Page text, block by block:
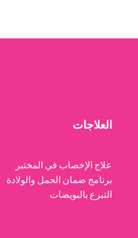
العلاجات
علاج الإخصاب في المختبر
برنامج ضمان الحمل والولادة
التبرع بالبويضات